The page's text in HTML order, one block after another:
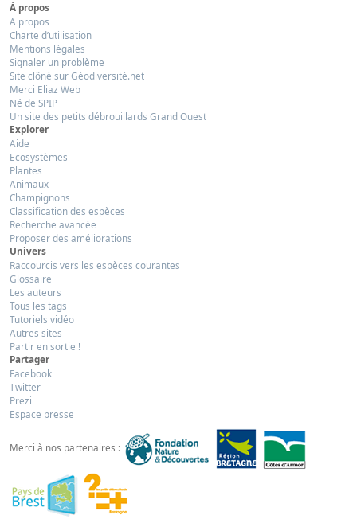
À propos
A propos
Charte d’utilisation
Mentions légales
Signaler un problème
Site clôné sur Géodiversité.net
Merci Eliaz Web
Né de SPIP
Un site des petits débrouillards Grand Ouest
Explorer
Aide
Ecosystèmes
Plantes
Animaux
Champignons
Classification des espèces
Recherche avancée
Proposer des améliorations
Univers
Raccourcis vers les espèces courantes
Glossaire
Les auteurs
Tous les tags
Tutoriels vidéo
Autres sites
Partir en sortie !
Partager
Facebook
Twitter
Prezi
Espace presse
Merci à nos partenaires :